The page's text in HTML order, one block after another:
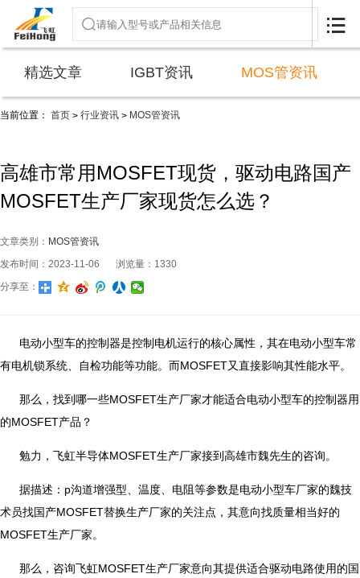

精选文章 IGBT资讯 MOS管资讯
当前位置： 首页 > 行业资讯 > MOS管资讯
高雄市常用MOSFET现货，驱动电路国产
MOSFET生产厂家现货怎么选？
文章类别： MOS管资讯
发布时间：2023-11-06
浏览量：1330
分享至：
电动小型车的控制器是控制电机运行的核心属性，其在电动小型车常
有电机锁系统、自检功能等功能。而MOSFET又直接影响其性能水平。
那么，找到哪一些MOSFET生产厂家才能适合电动小型车的控制器用
的MOSFET产品？
勉力，飞虹半导体MOSFET生产厂家接到高雄市魏先生的咨询。
据描述：p沟道增强型、温度、电阻等参数是电动小型车厂家的魏技
术员找国产MOSFET替换生产厂家的关注点，其意向找质量相当好的
MOSFET生产厂家。
那么，咨询飞虹MOSFET生产厂家意向其提供适合驱动电路使用的国